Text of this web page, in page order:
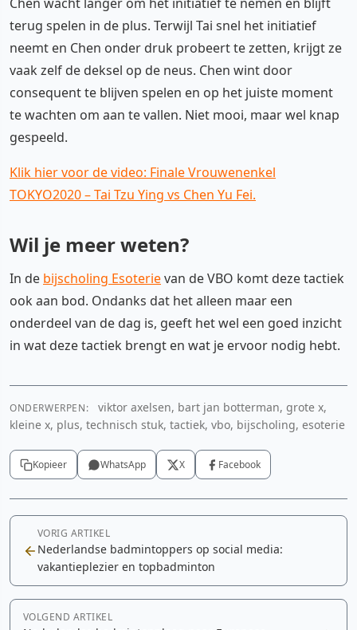
terug spelen in de plus. Terwijl Tai snel het initiatief
neemt en Chen onder druk probeert te zetten, krijgt ze
vaak zelf de deksel op de neus. Chen wint door
consequent te blijven spelen en op het juiste moment
te wachten om aan te vallen. Niet mooi, maar wel knap
gespeeld.
Klik hier voor de video: Finale Vrouwenenkel
TOKYO2020 – Tai Tzu Ying vs Chen Yu Fei.
Wil je meer weten?
In de bijscholing Esoterievan de VBO komt deze tactiek
ook aan bod. Ondanks dat het alleen maar een
onderdeel van de dag is, geeft het wel een goed inzicht
in wat deze tactiek brengt en wat je ervoor nodig hebt.
ONDERWERPEN:
viktor axelsen, bart jan botterman, grote x,
kleine x, plus, technisch stuk, tactiek, vbo, bijscholing, esoterie
Kopieer WhatsApp X Facebook
VORIG ARTIKEL
Nederlandse badmintoppers op social media:
vakantieplezier en topbadminton
VOLGEND ARTIKEL